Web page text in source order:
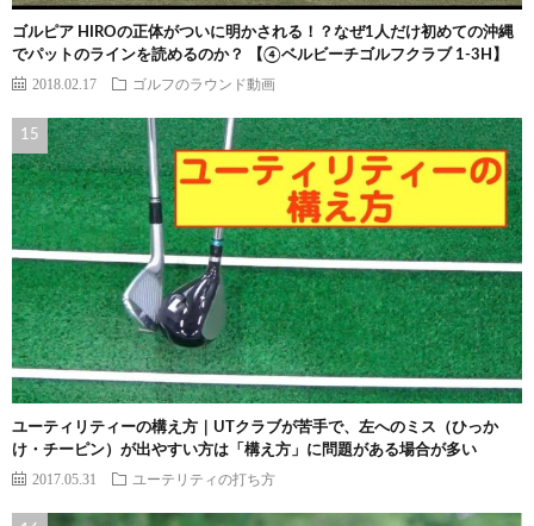
ゴルピア HIROの正体がついに明かされる！？なぜ1人だけ初めての沖縄
でパットのラインを読めるのか？ 【④ベルビーチゴルフクラブ 1-3H】
2018.02.17 ゴルフのラウンド動画
ユーティリティーの構え方｜UTクラブが苦手で、左へのミス（ひっか
け・チーピン）が出やすい方は「構え方」に問題がある場合が多い
2017.05.31 ユーテリティの打ち方